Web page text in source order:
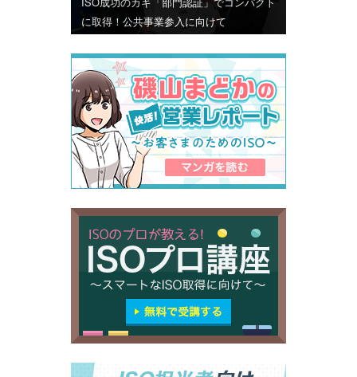
に取得！公共事業参入に向けて